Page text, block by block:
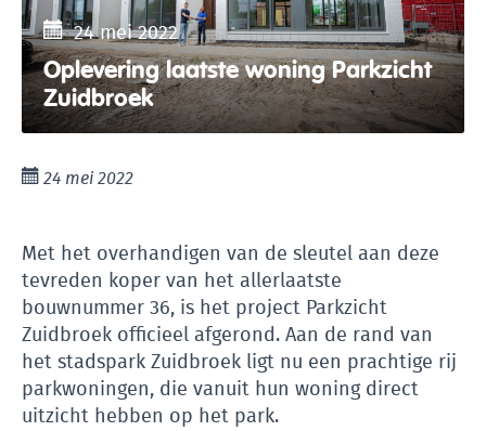
24 mei 2022
Oplevering laatste woning Parkzicht
Zuidbroek
24 mei 2022
Met het overhandigen van de sleutel aan deze
tevreden koper van het allerlaatste
bouwnummer 36, is het project Parkzicht
Zuidbroek officieel afgerond. Aan de rand van
het stadspark Zuidbroek ligt nu een prachtige rij
parkwoningen, die vanuit hun woning direct
uitzicht hebben op het park.